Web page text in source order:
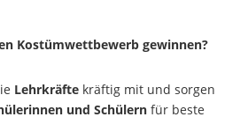
Kostümwettbewerb gewinnen?
Lehrkräfte kräftig mit und sorgen
und Schülern für beste